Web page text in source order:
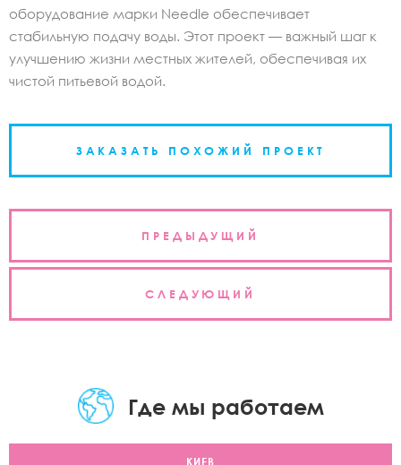
оборудование марки Needle обеспечивает
стабильную подачу воды. Этот проект — важный шаг к
улучшению жизни местных жителей, обеспечивая их
чистой питьевой водой.
ЗАКАЗАТЬ ПОХОЖИЙ ПРОЕКТ
Навигация
записям
ПРЕДЫДУЩИЙ
СЛЕДУЮЩИЙ
Где мы работаем
КИЕВ